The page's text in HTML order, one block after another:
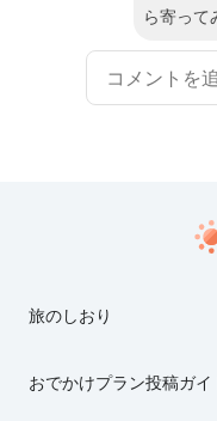
ら寄って
旅のしおり
おでかけプラン投稿ガイ